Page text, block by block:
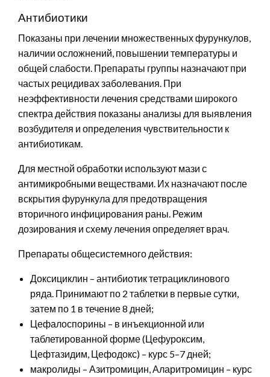
Антибиотики
Показаны при лечении множественных фурункулов,
наличии осложнений, повышении температуры и
общей слабости. Препараты группы назначают при
частых рецидивах заболевания. При
неэффективности лечения средствами широкого
спектра действия показаны анализы для выявления
возбудителя и определения чувствительности к
антибиотикам.
Для местной обработки используют мази с
антимикробными веществами. Их назначают после
вскрытия фурункула для предотвращения
вторичного инфицирования раны. Режим
дозирования и схему лечения определяет врач.
Препараты общесистемного действия:
Доксициклин – антибиотик тетрациклинового
ряда. Принимают по 2 таблетки в первые сутки,
затем по 1 в течение 8 дней;
Цефалоспорины – в инъекционной или
таблетированной форме (Цефуроксим,
Цефтазидим, Цефодокс) – курс 5–7 дней;
макролиды – Азитромицин, Аларитромицин – курс